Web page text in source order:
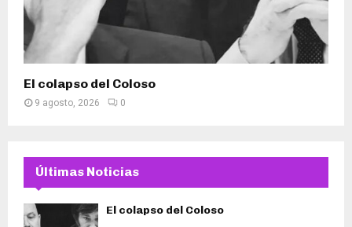
El colapso del Coloso
9 agosto, 2026 0
Últimas Noticias
El colapso del Coloso